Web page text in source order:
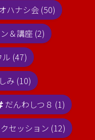
ハナシ会 (50)
＆講座 (2)
(47)
み (10)
だんわしつ８ (1)
クセッション (12)